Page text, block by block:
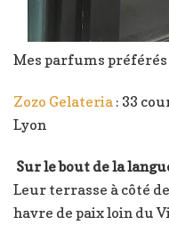
Mes parfums
Zozo Gelateria : 33
Lyon
Sur le bout de la
Leur terrasse à côté
havre de paix loin du